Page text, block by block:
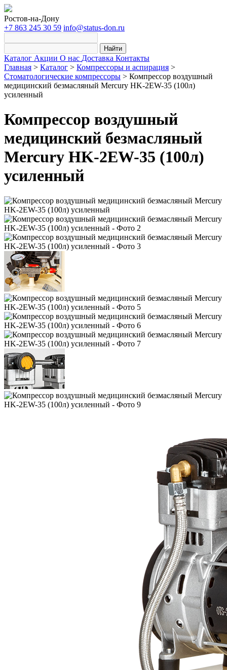
Ростов-на-Дону
+7 863 245 30 59 info@status-don.ru
Найти
Каталог Акции О нас Доставка Контакты
Главная > Каталог > Компрессоры и аспирация >
Стоматологические компрессоры > Компрессор воздушный
медицинский безмасляный Mercury HK-2EW-35 (100л)
усиленный
Компрессор воздушный
медицинский безмасляный
Mercury HK-2EW-35 (100л)
усиленный